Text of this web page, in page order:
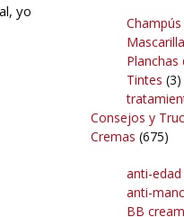
yo
Champús
Planchas
Tintes (3)
Consejos y
Cremas (675)
anti-edad
anti-
BB